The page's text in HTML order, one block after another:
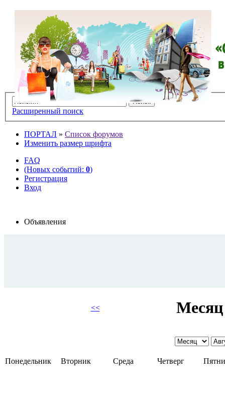
Расширенный поиск
ПОРТАЛ » Список форумов
Изменить размер шрифта
FAQ
(Новых событий: 0)
Регистрация
Вход
Объявления
<< Месяц
Понедельник Вторник Среда Четверг